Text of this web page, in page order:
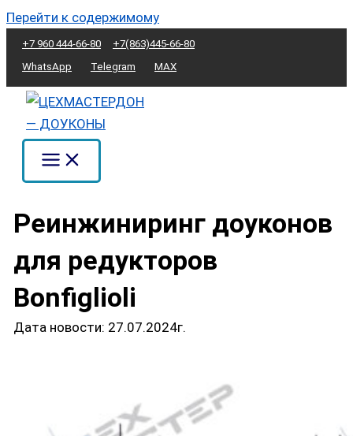
Перейти к содержимому
+7 960 444-66-80
+7(863)445-66-80
WhatsApp
Telegram MAX
Реинжиниринг доуконов
для редукторов
Bonfiglioli
Дата новости: 27.07.2024г.